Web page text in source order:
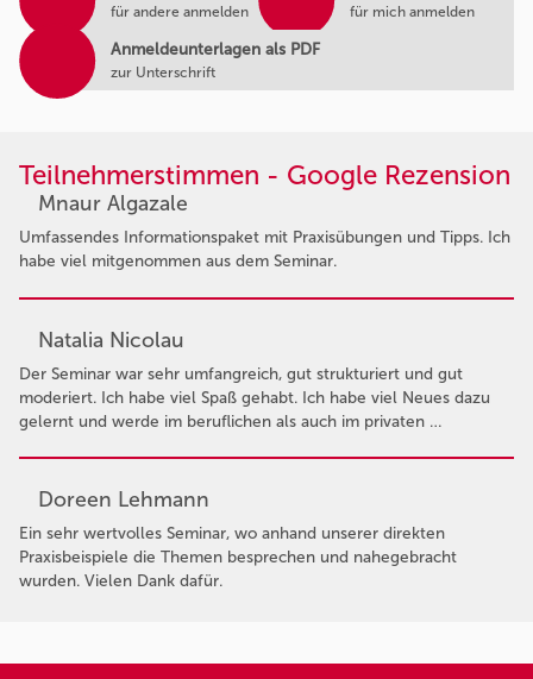
für andere anmelden für mich anmelden
Anmeldeunterlagen als PDF
zur Unterschrift
Teilnehmerstimmen - Google Rezension
Mnaur Algazale
Umfassendes Informationspaket mit Praxisübungen und Tipps. Ich
habe viel mitgenommen aus dem Seminar.
Natalia Nicolau
Der Seminar war sehr umfangreich, gut strukturiert und gut
moderiert. Ich habe viel Spaß gehabt. Ich habe viel Neues dazu
gelernt und werde im beruflichen als auch im privaten …
Doreen Lehmann
Ein sehr wertvolles Seminar, wo anhand unserer direkten
Praxisbeispiele die Themen besprechen und nahegebracht
wurden. Vielen Dank dafür.